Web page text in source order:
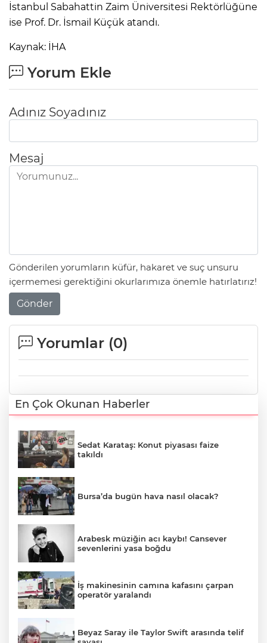
İstanbul Sabahattin Zaim Üniversitesi Rektörlüğüne
ise Prof. Dr. İsmail Küçük atandı.
Kaynak: İHA
Yorum Ekle
Adınız Soyadınız
Mesaj
Gönderilen yorumların küfür, hakaret ve suç unsuru
içermemesi gerektiğini okurlarımıza önemle hatırlatırız!
Gönder
Yorumlar (0)
En Çok Okunan Haberler
Sedat Karataş: Konut piyasası faize
takıldı
Bursa’da bugün hava nasıl olacak?
Arabesk müziğin acı kaybı! Cansever
sevenlerini yasa boğdu
İş makinesinin camına kafasını çarpan
operatör yaralandı
Beyaz Saray ile Taylor Swift arasında telif